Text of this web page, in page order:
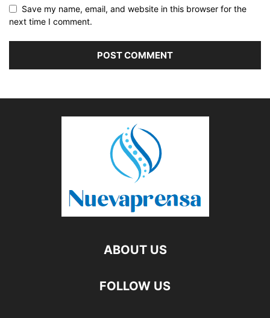
Save my name, email, and website in this browser for the
next time I comment.
ABOUT US
FOLLOW US